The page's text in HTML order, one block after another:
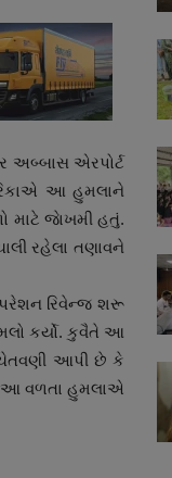
અબ્બાસ એરપોર્ટ
આ હુમલાને
માટે જાેખમી હતું.
રહેલા તણાવને
રિવેન્જ શરૂ
કર્યો. કુવૈતે આ
ચેતવણી આપી છે કે
આ વળતા હુમલાએ